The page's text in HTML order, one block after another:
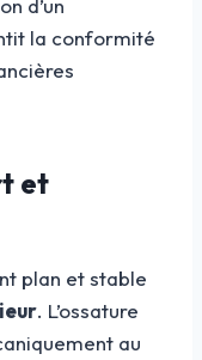
d’un
la conformité
et
plan et stable
. L’ossature
au